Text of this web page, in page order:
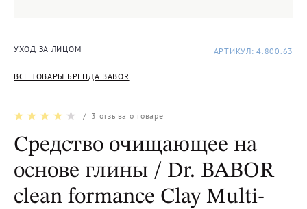
УХОД ЗА ЛИЦОМ
ВСЕ ТОВАРЫ БРЕНДА BABOR
АРТИКУЛ: 4.800.63
/ 3 отзыва о товаре
Средство очищающее на
основе глины / Dr. BABOR
clean formance Clay Multi-